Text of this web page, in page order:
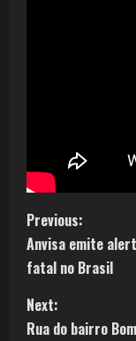
Previous:
Anvisa emite
fatal no Brasil
Next:
Rua do bairro